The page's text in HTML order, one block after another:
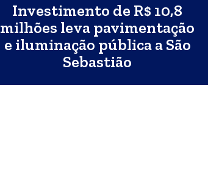
Investimento de R$ 10,8
milhões leva pavimentação
e iluminação pública a São
Sebastião